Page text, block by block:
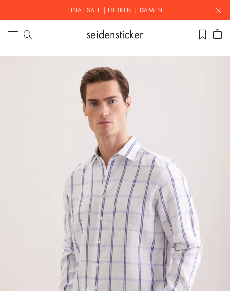
FINAL SALE | HERREN DAMEN